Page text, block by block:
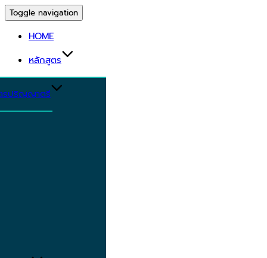
Toggle navigation
HOME
หลักสูตร
รปริญญาตรี